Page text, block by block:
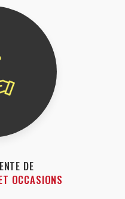
DE
OCCASIONS